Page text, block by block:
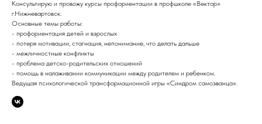
Консультирую и провожу курсы профориентации в профшколе «Вектор»
г.Нижневартовск.
Основные темы работы:
- профориентация детей и взрослых
- потеря мотивации, стагнация, непонимание, что делать дальше
- межличностные конфликты
- проблема детско-родительских отношений
- помощь в налаживании коммуникации между родителем и ребенком.
Ведущая психологической трансформационной игры «Синдром самозванца».